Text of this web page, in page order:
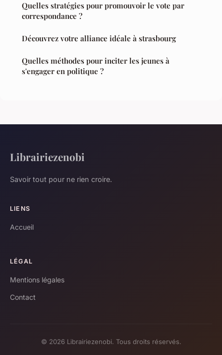
Quelles stratégies pour promouvoir le vote par
correspondance ?
Découvrez votre alliance idéale à strasbourg
Quelles méthodes pour inciter les jeunes à
s'engager en politique ?
Librairiezenobi
Savoir tout pour ne rien croire.
LIENS
Accueil
LÉGAL
Mentions légales
Contact
© 2026 Librairiezenobi. Tous droits réservés.